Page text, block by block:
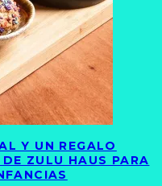
Y UN REGALO
ZULU HAUS PARA